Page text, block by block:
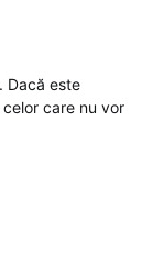
Dacă este
care nu vor